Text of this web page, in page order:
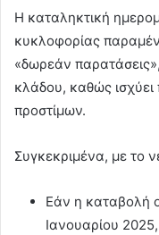
Η καταληκτική
κυκλοφορίας
«δωρεάν
κλάδου, καθώς
προστίμων.
Συγκεκριμένα, με το
Εάν η καταβολή
Ιανουαρίου